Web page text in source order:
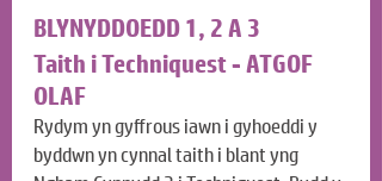
BLYNYDDOEDD 1, 2 A 3
Taith i Techniquest - ATGOF
OLAF
Rydym yn gyffrous iawn i gyhoeddi y
byddwn yn cynnal taith i blant yng